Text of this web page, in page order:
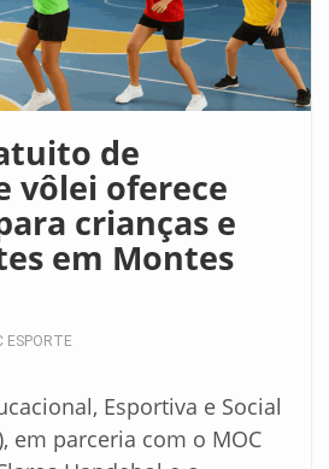
de
vôlei oferece
crianças e
em Montes
ESPORTE
Esportiva e Social
em parceria com o MOC